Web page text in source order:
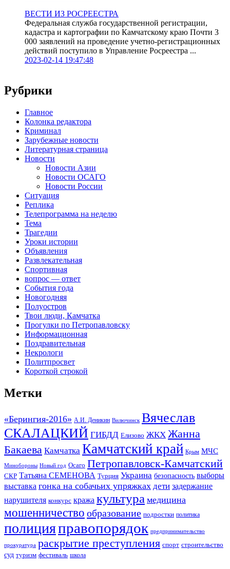
ВЕСТИ ИЗ РОСРЕЕСТРА
Федеральная служба государственной регистрации,
кадастра и картографии по Камчатскому краю Почти 3
000 заявлений на проведение учетно-регистрационных
действий поступило в Управление Росреестра ...
2023-02-14 19:47:48
Рубрики
Главное
Колонка редактора
Криминал
Зарубежные новости
Литературная страница
Новости
Новости Азии
Новости ОСАГО
Новости России
Ситуация
Реплика
Телепрограмма на неделю
Тема
Трагедии
Уроки истории
Объявления
Развлекательная
Спортивная
вопрос — ответ
События года
Новогодняя
Полуостров
Твои люди, Камчатка
Прогулки по Петропавловску
Информационная
Поздравительная
Некрологи
Политпросвет
Короткой строкой
Метки
«Берингия-2016» А.И. Деникин Вилючинск Вячеслав
СКАЛАЦКИЙ ГИБДД Елизово ЖКХ Жанна
Бакаева Камчатка Камчатский край Крым МЧС
Минобороны Новый год Осаго Петропавловск-Камчатский
СКР Татьяна СЕМЕНОВА Турция Украина безопасность выборы
выставка гонка на собачьих упряжках дети задержание
нарушителя конкурс кража культура медицина
мошенничество образование подростки политика
полицияправопорядок предпринимательство
прокуратура раскрытие преступления спорт строительство
суд туризм фестиваль школа